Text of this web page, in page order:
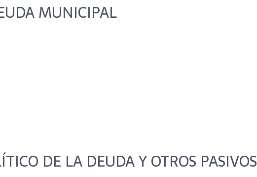
MUNICIPAL
DE LA DEUDA Y OTROS PASIVOS